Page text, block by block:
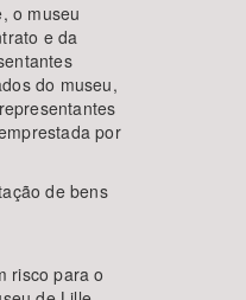
o museu
e da
do museu,
por
de bens
risco para o